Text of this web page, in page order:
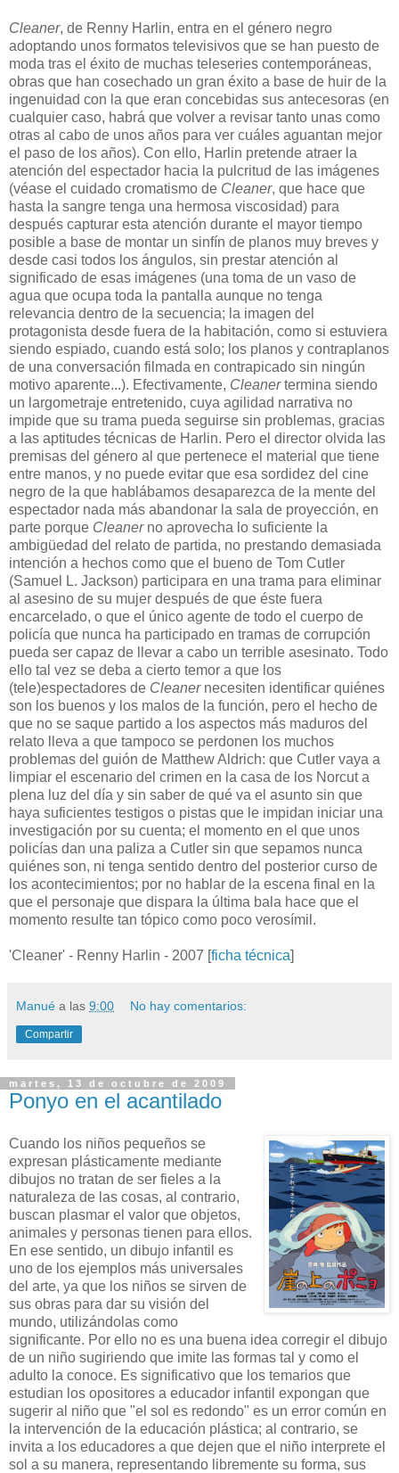
Cleaner, de Renny Harlin, entra en el género negro
adoptando unos formatos televisivos que se han puesto de
moda tras el éxito de muchas teleseries contemporáneas,
obras que han cosechado un gran éxito a base de huir de la
ingenuidad con la que eran concebidas sus antecesoras (en
cualquier caso, habrá que volver a revisar tanto unas como
otras al cabo de unos años para ver cuáles aguantan mejor
el paso de los años). Con ello, Harlin pretende atraer la
atención del espectador hacia la pulcritud de las imágenes
(véase el cuidado cromatismo de Cleaner, que hace que
hasta la sangre tenga una hermosa viscosidad) para
después capturar esta atención durante el mayor tiempo
posible a base de montar un sinfín de planos muy breves y
desde casi todos los ángulos, sin prestar atención al
significado de esas imágenes (una toma de un vaso de
agua que ocupa toda la pantalla aunque no tenga
relevancia dentro de la secuencia; la imagen del
protagonista desde fuera de la habitación, como si estuviera
siendo espiado, cuando está solo; los planos y contraplanos
de una conversación filmada en contrapicado sin ningún
motivo aparente...). Efectivamente, Cleanertermina siendo
un largometraje entretenido, cuya agilidad narrativa no
impide que su trama pueda seguirse sin problemas, gracias
a las aptitudes técnicas de Harlin. Pero el director olvida las
premisas del género al que pertenece el material que tiene
entre manos, y no puede evitar que esa sordidez del cine
negro de la que hablábamos desaparezca de la mente del
espectador nada más abandonar la sala de proyección, en
parte porque Cleanerno aprovecha lo suficiente la
ambigüedad del relato de partida, no prestando demasiada
intención a hechos como que el bueno de Tom Cutler
(Samuel L. Jackson) participara en una trama para eliminar
al asesino de su mujer después de que éste fuera
encarcelado, o que el único agente de todo el cuerpo de
policía que nunca ha participado en tramas de corrupción
pueda ser capaz de llevar a cabo un terrible asesinato. Todo
ello tal vez se deba a cierto temor a que los
(tele)espectadores de Cleanernecesiten identificar quiénes
son los buenos y los malos de la función, pero el hecho de
que no se saque partido a los aspectos más maduros del
relato lleva a que tampoco se perdonen los muchos
problemas del guión de Matthew Aldrich: que Cutler vaya a
limpiar el escenario del crimen en la casa de los Norcut a
plena luz del día y sin saber de qué va el asunto sin que
haya suficientes testigos o pistas que le impidan iniciar una
investigación por su cuenta; el momento en el que unos
policías dan una paliza a Cutler sin que sepamos nunca
quiénes son, ni tenga sentido dentro del posterior curso de
los acontecimientos; por no hablar de la escena final en la
que el personaje que dispara la última bala hace que el
momento resulte tan tópico como poco verosímil.
'Cleaner' - Renny Harlin - 2007 [ficha técnica]
Manué a las 9:00 No hay comentarios:
Compartir
martes, 13 de octubre de 2009
Ponyo en el acantilado
Cuando los niños pequeños se
expresan plásticamente mediante
dibujos no tratan de ser fieles a la
naturaleza de las cosas, al contrario,
buscan plasmar el valor que objetos,
animales y personas tienen para ellos.
En ese sentido, un dibujo infantil es
uno de los ejemplos más universales
del arte, ya que los niños se sirven de
sus obras para dar su visión del
mundo, utilizándolas como
significante. Por ello no es una buena idea corregir el dibujo
de un niño sugiriendo que imite las formas tal y como el
adulto la conoce. Es significativo que los temarios que
estudian los opositores a educador infantil expongan que
sugerir al niño que "el sol es redondo" es un error común en
la intervención de la educación plástica; al contrario, se
invita a los educadores a que dejen que el niño interprete el
sol a su manera, representando libremente su forma, sus